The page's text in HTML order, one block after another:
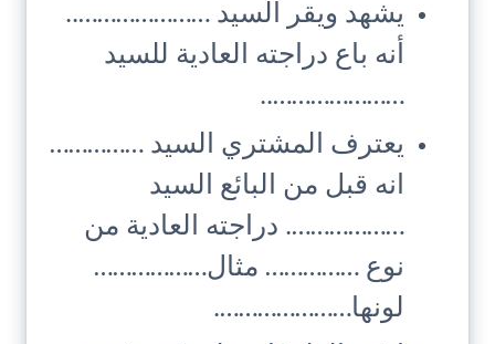
يشهد ويقر السيد …………………..
أنه باع دراجته العادية للسيد
…………………..
يعترف المشتري السيد ……………
انه قبل من البائع السيد
………………. دراجته العادية من
نوع …………… مثال………………
لونها………………….